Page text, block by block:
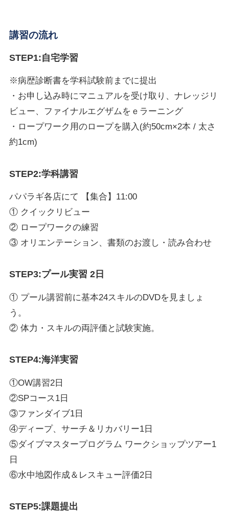
講習の流れ
STEP1:自宅学習
※病歴診断書を学科試験前までに提出
・お申し込み時にマニュアルを受け取り、ナレッジリ
ビュー、ファイナルエグザムをｅラーニング
・ロープワーク用のロープを購入(約50cm×2本 / 太さ
約1cm)
STEP2:学科講習
パパラギ各店にて 【集合】11:00
① クイックリビュー
② ロープワークの練習
③ オリエンテーション、書類のお渡し・読み合わせ
STEP3:プール実習 2日
① プール講習前に基本24スキルのDVDを見ましょ
う。
② 体力・スキルの両評価と試験実施。
STEP4:海洋実習
①OW講習2日
②SPコース1日
③ファンダイブ1日
④ディープ、サーチ＆リカバリー1日
⑤ダイブマスタープログラム ワークショップツアー1
日
⑥水中地図作成＆レスキュー評価2日
STEP5:課題提出